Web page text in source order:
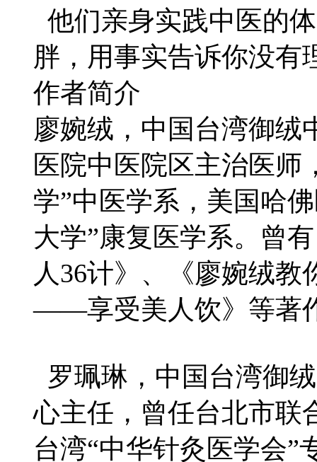
他们亲身实践中医的
胖，用事实告诉你没有
作者简介
廖婉绒，中国台湾御绒
医院中医院区主治医师
学”中医学系，美国哈
大学”康复医学系。曾
人36计》、《廖婉绒
——享受美人饮》等著
罗珮琳，中国台湾御
心主任，曾任台北市联
台湾“中华针灸医学会”